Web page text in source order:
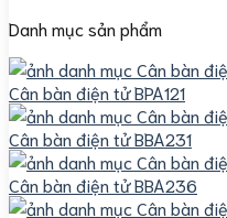
Danh mục sản phẩm
Cân bàn điện tử BPA121
Cân bàn điện tử BBA231
Cân bàn điện tử BBA236